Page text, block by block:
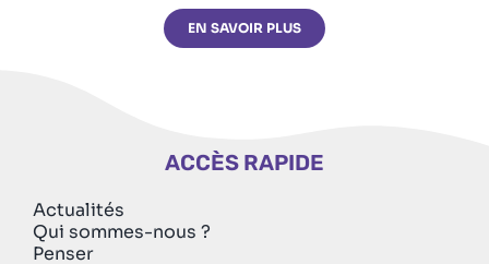
EN SAVOIR PLUS
ACCÈS RAPIDE
Actualités
Qui sommes-nous ?
Penser